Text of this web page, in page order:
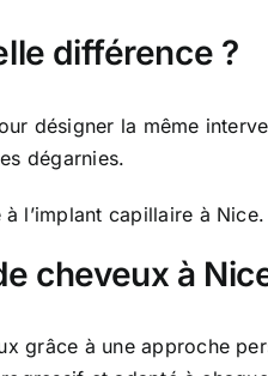
différence ?
désigner la même
dégarnies.
l’implant capillaire à Nice.
cheveux à
grâce à une approche